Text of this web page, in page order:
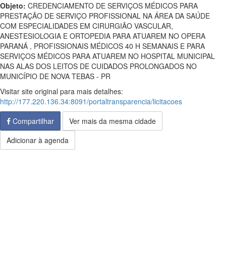
Objeto: CREDENCIAMENTO DE SERVIÇOS MÉDICOS PARA
PRESTAÇÃO DE SERVIÇO PROFISSIONAL NA ÁREA DA SAÚDE
COM ESPECIALIDADES EM CIRURGIÃO VASCULAR,
ANESTESIOLOGIA E ORTOPEDIA PARA ATUAREM NO OPERA
PARANÁ , PROFISSIONAIS MÉDICOS 40 H SEMANAIS E PARA
SERVIÇOS MÉDICOS PARA ATUAREM NO HOSPITAL MUNICIPAL
NAS ALAS DOS LEITOS DE CUIDADOS PROLONGADOS NO
MUNICÍPIO DE NOVA TEBAS - PR
Visitar site original para mais detalhes:
http://177.220.136.34:8091/portaltransparencia/licitacoes
Compartilhar
Ver mais da mesma cidade
Adicionar à agenda